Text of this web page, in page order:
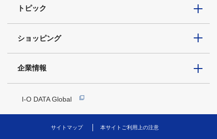
トピック
ショッピング
企業情報
I-O DATA Global
サイトマップ 本サイトご利用上の注意